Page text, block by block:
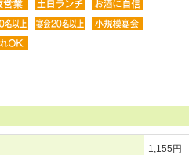
1,155円